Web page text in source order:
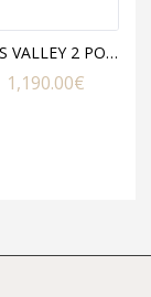
BUFFET BAS VALLEY 2 PORTES 3 TIROIRS
1,190.00€